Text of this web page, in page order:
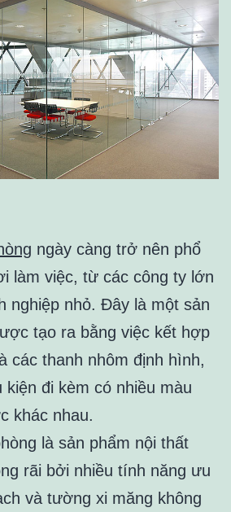
ngày càng trở nên phổ
làm việc, từ các công ty lớn
nghiệp nhỏ. Đây là một sản
tạo ra bằng việc kết hợp
các thanh nhôm định hình,
đi kèm có nhiều màu
khác nhau.
là sản phẩm nội thất
rãi bởi nhiều tính năng ưu
và tường xi măng không